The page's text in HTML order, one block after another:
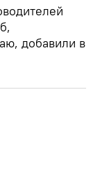
добавили в